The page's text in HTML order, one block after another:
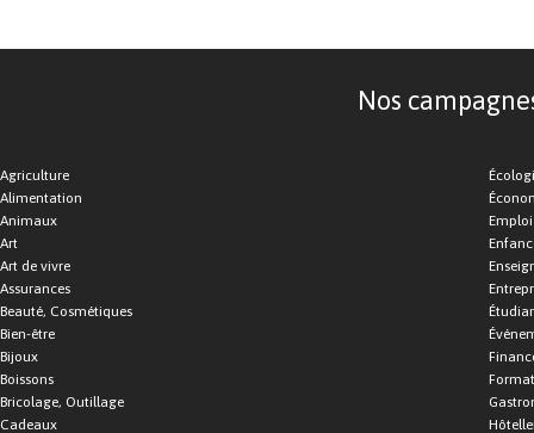
Nos
Agriculture
Alimentation
Animaux
Art
Art de vivre
Assurances
Beauté, Cosmétiques
Bien-être
Bijoux
Boissons
Bricolage, Outillage
Cadeaux
Emploi